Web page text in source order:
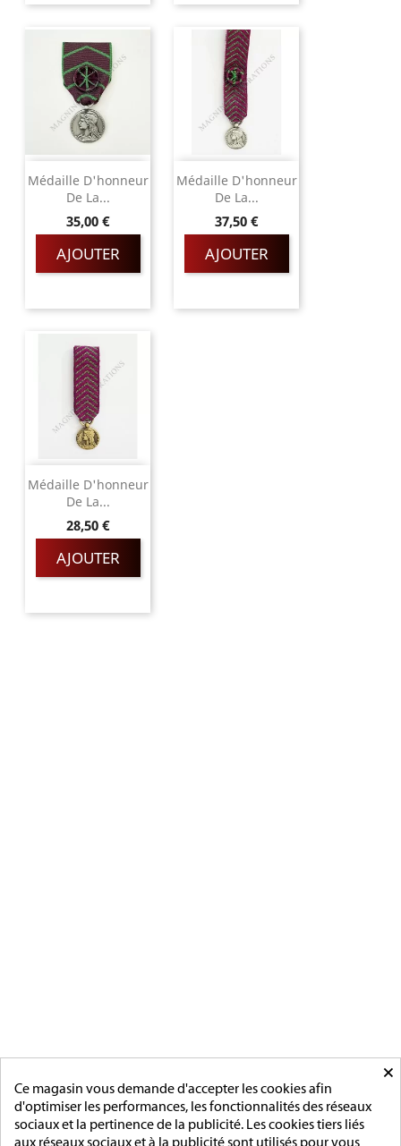
Médaille D'honneur
De La...
Prix
35,00 €
AJOUTER
Médaille D'honneur
De La...
Prix
37,50 €
AJOUTER
Médaille D'honneur
De La...
Prix
28,50 €
AJOUTER
PAGES
L'entreprise
Sur mesure
×
Ce magasin vous demande d'accepter les cookies afin
d'optimiser les performances, les fonctionnalités des réseaux
sociaux et la pertinence de la publicité. Les cookies tiers liés
aux réseaux sociaux et à la publicité sont utilisés pour vous